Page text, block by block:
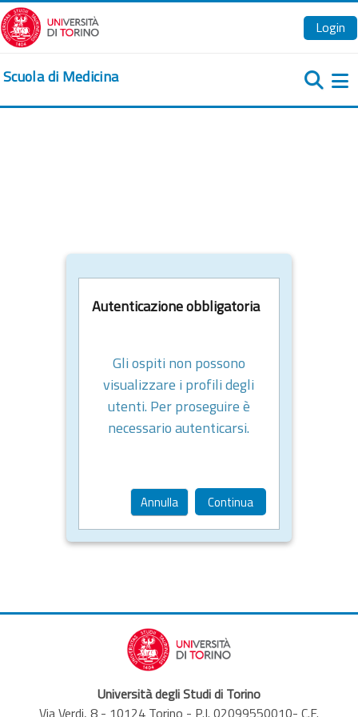
Vai al contenuto principale
Login
Scuola di Medicina
Autenticazione obbligatoria
Gli ospiti non possono
visualizzare i profili degli
utenti. Per proseguire è
necessario autenticarsi.
Annulla Continua
Università degli Studi di Torino
Via Verdi, 8 - 10124 Torino - P.I. 02099550010- C.F.